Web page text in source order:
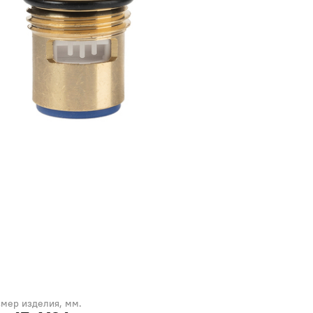
изделия, мм.